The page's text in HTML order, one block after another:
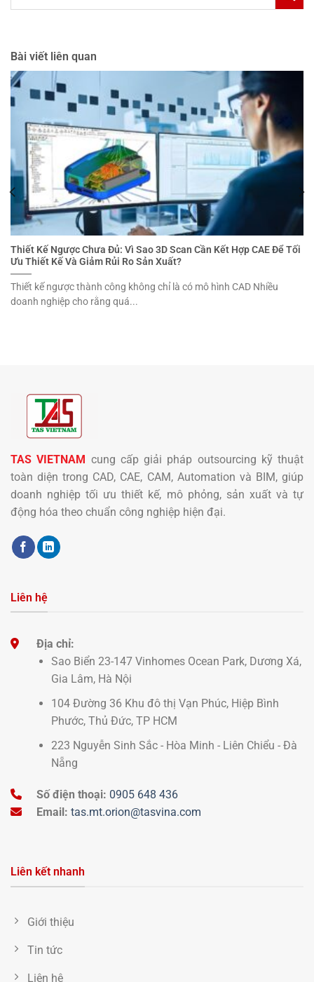
Bài viết liên quan
Thiết Kế Ngược Chưa Đủ: Vì Sao 3D Scan Cần Kết Hợp CAE Để Tối
Ưu Thiết Kế Và Giảm Rủi Ro Sản Xuất?
Thiết kế ngược thành công không chỉ là có mô hình CAD Nhiều
doanh nghiệp cho rằng quá...
TAS VIETNAM cung cấp giải pháp outsourcing kỹ thuật
toàn diện trong CAD, CAE, CAM, Automation và BIM, giúp
doanh nghiệp tối ưu thiết kế, mô phỏng, sản xuất và tự
động hóa theo chuẩn công nghiệp hiện đại.
Liên hệ
Địa chỉ:
Sao Biển 23-147 Vinhomes Ocean Park, Dương Xá,
Gia Lâm, Hà Nội
104 Đường 36 Khu đô thị Vạn Phúc, Hiệp Bình
Phước, Thủ Đức, TP HCM
223 Nguyễn Sinh Sắc - Hòa Minh - Liên Chiểu - Đà
Nẵng
Số điện thoại: 0905 648 436
Email: tas.mt.orion@tasvina.com
Liên kết nhanh
Giới thiệu
Tin tức
Liên hệ